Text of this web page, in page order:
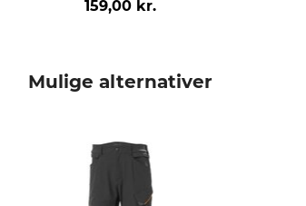
159,00 kr.
Mulige alternativer